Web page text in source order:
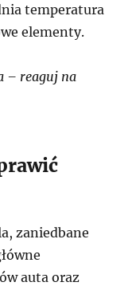
temperatura
elementy.
– reaguj na
zaniedbane
auta oraz